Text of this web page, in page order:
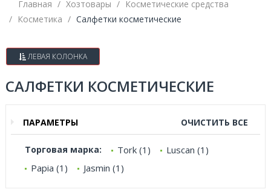
Главная Хозтовары
Косметические средства
Косметика
Салфетки косметические
ЛЕВАЯ КОЛОНКА
САЛФЕТКИ КОСМЕТИЧЕСКИЕ
ПАРАМЕТРЫ ОЧИСТИТЬ ВСЕ
Торговая марка: Tork (1)
Luscan (1)
Papia (1)
Jasmin (1)